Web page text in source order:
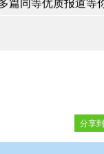
篇同等优质报道等
分享